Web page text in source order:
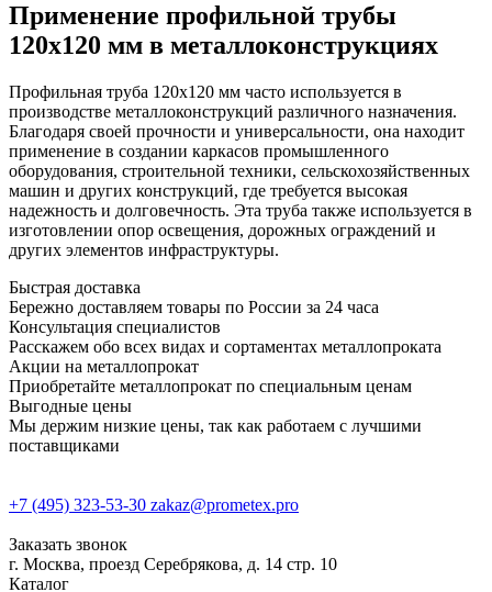
Применение профильной трубы
120х120 мм в металлоконструкциях
Профильная труба 120х120 мм часто используется в
производстве металлоконструкций различного назначения.
Благодаря своей прочности и универсальности, она находит
применение в создании каркасов промышленного
оборудования, строительной техники, сельскохозяйственных
машин и других конструкций, где требуется высокая
надежность и долговечность. Эта труба также используется в
изготовлении опор освещения, дорожных ограждений и
других элементов инфраструктуры.
Быстрая доставка
Бережно доставляем товары по России за 24 часа
Консультация специалистов
Расскажем обо всех видах и сортаментах металлопроката
Акции на металлопрокат
Приобретайте металлопрокат по специальным ценам
Выгодные цены
Мы держим низкие цены, так как работаем с лучшими
поставщиками
+7 (495) 323-53-30 zakaz@prometex.pro
Заказать звонок
г. Москва, проезд Серебрякова, д. 14 стр. 10
Каталог